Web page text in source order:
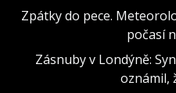
Zpátky do pece.
počasí
Zásnuby v Londýně:
oznámil,